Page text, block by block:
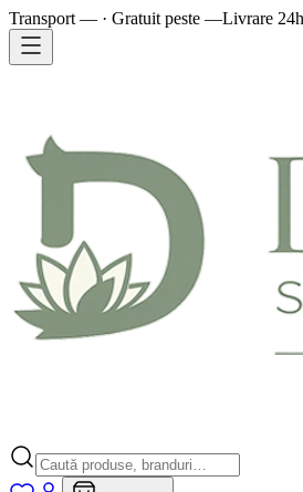
Transport — · Gratuit peste —Livrare